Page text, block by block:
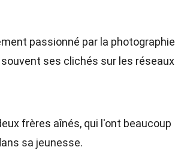
passionné par la photographie
ses clichés sur les réseaux
frères aînés, qui l'ont beaucoup
sa jeunesse.